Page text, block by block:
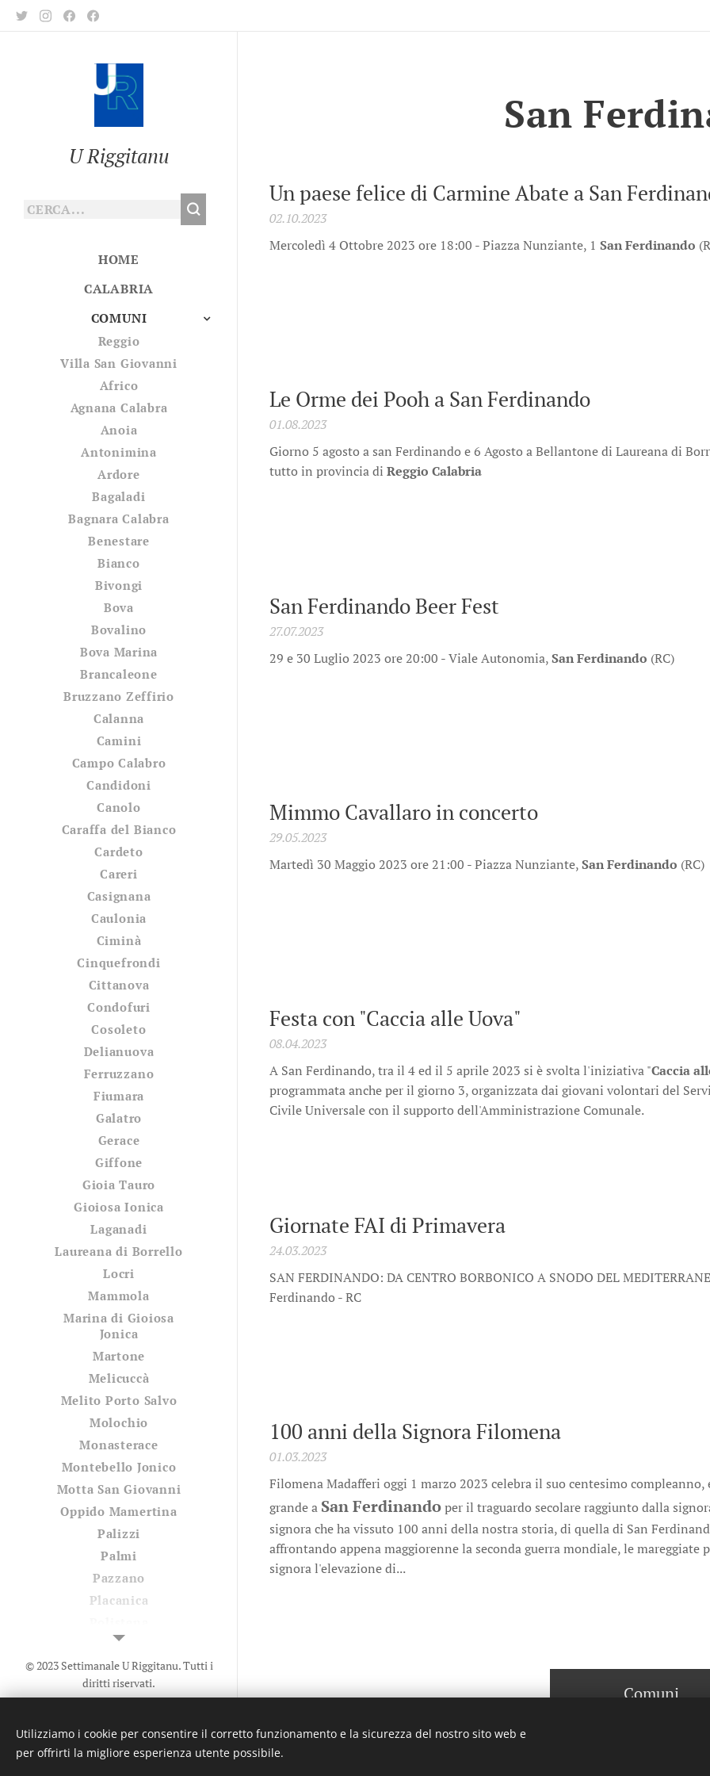
U Riggitanu
HOME
CALABRIA
COMUNI
Reggio
Villa San Giovanni
Africo
Agnana Calabra
Anoia
Antonimina
Ardore
Bagaladi
Bagnara Calabra
Benestare
Bianco
Bivongi
Bova
Bovalino
Bova Marina
Brancaleone
Bruzzano Zeffirio
Calanna
Camini
Campo Calabro
Candidoni
Canolo
Caraffa del Bianco
Cardeto
Careri
Casignana
Caulonia
Ciminà
Cinquefrondi
Cittanova
Condofuri
Cosoleto
Delianuova
Ferruzzano
Fiumara
Galatro
Gerace
Giffone
Gioia Tauro
Gioiosa Ionica
Laganadi
Laureana di Borrello
Locri
Mammola
Marina di Gioiosa
Jonica
Martone
Melicuccà
Melito Porto Salvo
Molochio
Monasterace
Montebello Jonico
Motta San Giovanni
Oppido Mamertina
Palizzi
Palmi
Pazzano
Placanica
Riace
Rizziconi
Roccaforte del Greco
Roghudi
Rosarno
San
Un paese felice di Carmine Abate a San
02.10.2023
Mercoledì 4 Ottobre 2023 ore 18:00 - Piazza Nunziante, 1 San Ferdinando
Le Orme dei Pooh a San Ferdinando
01.08.2023
Giorno 5 agosto a san Ferdinando e 6 Agosto a Bellantone di Laureana di
tutto in provincia di Reggio Calabria
San Ferdinando Beer Fest
27.07.2023
29 e 30 Luglio 2023 ore 20:00 - Viale Autonomia,San Ferdinando (RC)
Mimmo Cavallaro in concerto
29.05.2023
Martedì 30 Maggio 2023 ore 21:00 - Piazza Nunziante,San Ferdinando (RC)
Festa con "Caccia alle Uova"
08.04.2023
A San Ferdinando, tra il 4 ed il 5 aprile 2023 si è svolta l'iniziativa "Caccia
programmata anche per il giorno 3, organizzata dai giovani volontari del
Civile Universale con il supporto dell'Amministrazione Comunale.
Giornate FAI di Primavera
24.03.2023
SAN FERDINANDO: DA CENTRO BORBONICO A SNODO DEL
Ferdinando - RC
100 anni della Signora Filomena
01.03.2023
Filomena Madafferi oggi 1 marzo 2023 celebra il suo centesimo compleanno,
grande a San Ferdinandoper il traguardo secolare raggiunto dalla
signora che ha vissuto 100 anni della nostra storia, di quella di San
affrontando appena maggiorenne la seconda guerra mondiale, le mareggiate
signora l'elevazione di...
Comuni
© 2023 Settimanale U Riggitanu. Tutti i
diritti riservati.
pignataru menti a manica a undi a
voli
Cookies
Utilizziamo i cookie per consentire il corretto funzionamento e la sicurezza del nostro sito web e
per offrirti la migliore esperienza utente possibile.